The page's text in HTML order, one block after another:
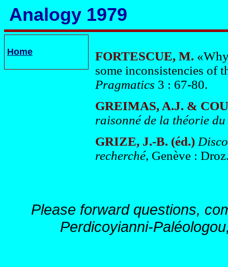
Analogy 1979
Home FORTESCUE, M.
some inconsistencies of
Pragmatics 3 : 67-80.
GREIMAS, A.J. &
raisonné de la théorie
GRIZE, J.-B. (éd.)
recherché, Genève :
Please forward questions,
Perdicoyianni-